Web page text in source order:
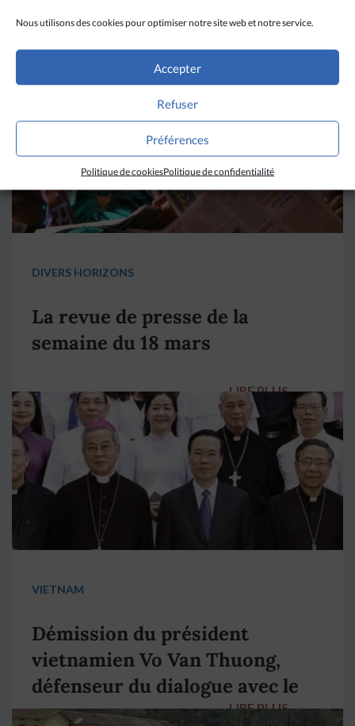
Nous utilisons des cookies pour optimiser notre site web et notre service.
Accepter
Refuser
Préférences
Politique de cookiesPolitique de confidentialité
DIVERS HORIZONS
La revue de presse de la
semaine du 18 mars
LIRE PLUS →
VIETNAM
Démission du président
vietnamien Vo Van Thuong,
défenseur du dialogue avec le
pape François
LIRE PLUS →